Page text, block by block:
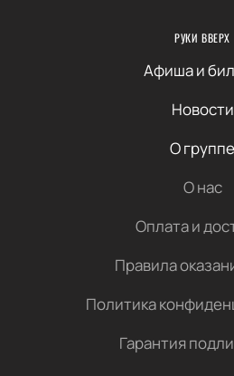
РУКИ ВВЕРХ
Афиша и
Новости
О группе
О нас
Оплата и
Правила
Политика
Гарантия